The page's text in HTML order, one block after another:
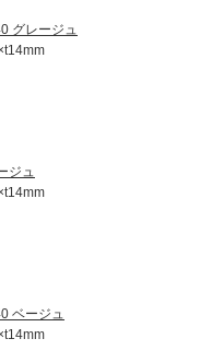
グレージュ
ジュ
ベージュ